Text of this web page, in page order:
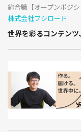
総合職【オープンポジシ
株式会社ブシロード
世界を彩るコンテンツ